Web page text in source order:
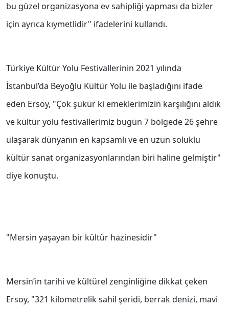
bu güzel organizasyona ev sahipliği yapması da bizler
için ayrıca kıymetlidir" ifadelerini kullandı.
Türkiye Kültür Yolu Festivallerinin 2021 yılında
İstanbul’da Beyoğlu Kültür Yolu ile başladığını ifade
eden Ersoy, "Çok şükür ki emeklerimizin karşılığını aldık
ve kültür yolu festivallerimiz bugün 7 bölgede 26 şehre
ulaşarak dünyanın en kapsamlı ve en uzun soluklu
kültür sanat organizasyonlarından biri haline gelmiştir"
diye konuştu.
"Mersin yaşayan bir kültür hazinesidir"
Mersin’in tarihi ve kültürel zenginliğine dikkat çeken
Ersoy, "321 kilometrelik sahil şeridi, berrak denizi, mavi